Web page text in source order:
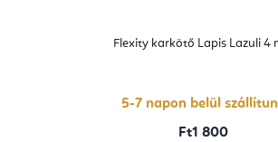
Flexity karkötő Lapis Lazuli 4
5-7 napon belül
Ft1 800